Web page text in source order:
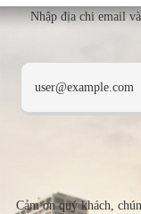
Nhập địa chi email
Cảm ơn quý khách,